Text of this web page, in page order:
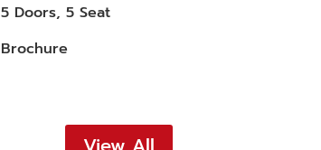
5 Doors, 5 Seat
Brochure